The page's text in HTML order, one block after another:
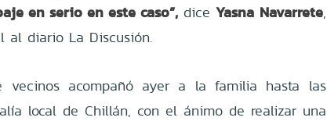
en serio en este caso”, diceYasna Navarrete,
al diario La Discusión.
vecinos acompañó ayer a la familia hasta las
local de Chillán, con el ánimo de realizar una